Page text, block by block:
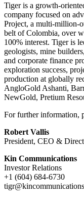
Tiger is a growth-
company focused on
Project, a multi-million-
belt of Colombia, over
100% interest. Tiger is
geologists, mine
and corporate finance
exploration success,
production at globally
AngloGold Ashanti,
NewGold, Pretium
For further information,
Robert Vallis
President, CEO &
Kin Communications
Investor Relations
+1 (604) 684-6730